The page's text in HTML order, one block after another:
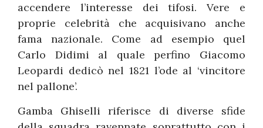
accendere l’interesse dei tifosi. Vere e
proprie celebrità che acquisivano anche
fama nazionale. Come ad esempio quel
Carlo Didimi al quale perfino Giacomo
Leopardi dedicò nel 1821 l’ode al ‘vincitore
nel pallone’.
Gamba Ghiselli riferisce di diverse sfide